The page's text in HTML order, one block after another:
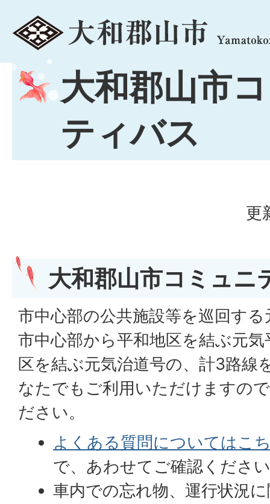
menu
大和郡山市
ティバス
更
大和郡山市コミュニ
市中心部の公共施設等を巡回す
市中心部から平和地区を結ぶ元
区を結ぶ元気治道号の、計3路線
なたでもご利用いただけますの
ださい。
よくある質問についてはこ
で、あわせてご確認くださ
車内での忘れ物、運行状況